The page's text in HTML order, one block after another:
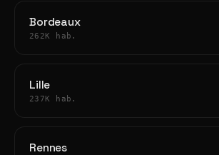
Bordeaux
262K hab.
Lille
237K hab.
Rennes